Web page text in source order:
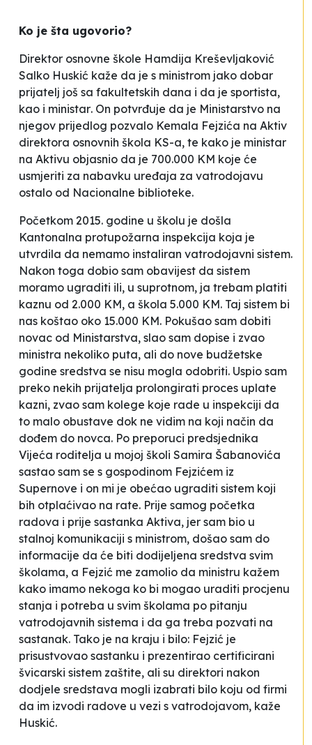
Ko je šta ugovorio?
Direktor osnovne škole Hamdija Kreševljaković
Salko Huskić kaže da je s ministrom jako dobar
prijatelj još sa fakultetskih dana i da je sportista,
kao i ministar. On potvrđuje da je Ministarstvo na
njegov prijedlog pozvalo Kemala Fejzića na Aktiv
direktora osnovnih škola KS-a, te kako je ministar
na Aktivu objasnio da je 700.000 KM koje će
usmjeriti za nabavku uređaja za vatrodojavu
ostalo od Nacionalne biblioteke.
Početkom 2015. godine u školu je došla
Kantonalna protupožarna inspekcija koja je
utvrdila da nemamo instaliran vatrodojavni sistem.
Nakon toga dobio sam obavijest da sistem
moramo ugraditi ili, u suprotnom, ja trebam platiti
kaznu od 2.000 KM, a škola 5.000 KM. Taj sistem bi
nas koštao oko 15.000 KM. Pokušao sam dobiti
novac od Ministarstva, slao sam dopise i zvao
ministra nekoliko puta, ali do nove budžetske
godine sredstva se nisu mogla odobriti. Uspio sam
preko nekih prijatelja prolongirati proces uplate
kazni, zvao sam kolege koje rade u inspekciji da
to malo obustave dok ne vidim na koji način da
dođem do novca. Po preporuci predsjednika
Vijeća roditelja u mojoj školi Samira Šabanovića
sastao sam se s gospodinom Fejzićem iz
Supernove i on mi je obećao ugraditi sistem koji
bih otplaćivao na rate. Prije samog početka
radova i prije sastanka Aktiva, jer sam bio u
stalnoj komunikaciji s ministrom, došao sam do
informacije da će biti dodijeljena sredstva svim
školama, a Fejzić me zamolio da ministru kažem
kako imamo nekoga ko bi mogao uraditi procjenu
stanja i potreba u svim školama po pitanju
vatrodojavnih sistema i da ga treba pozvati na
sastanak. Tako je na kraju i bilo: Fejzić je
prisustvovao sastanku i prezentirao certificirani
švicarski sistem zaštite, ali su direktori nakon
dodjele sredstava mogli izabrati bilo koju od firmi
da im izvodi radove u vezi s vatrodojavom, kaže
Huskić.